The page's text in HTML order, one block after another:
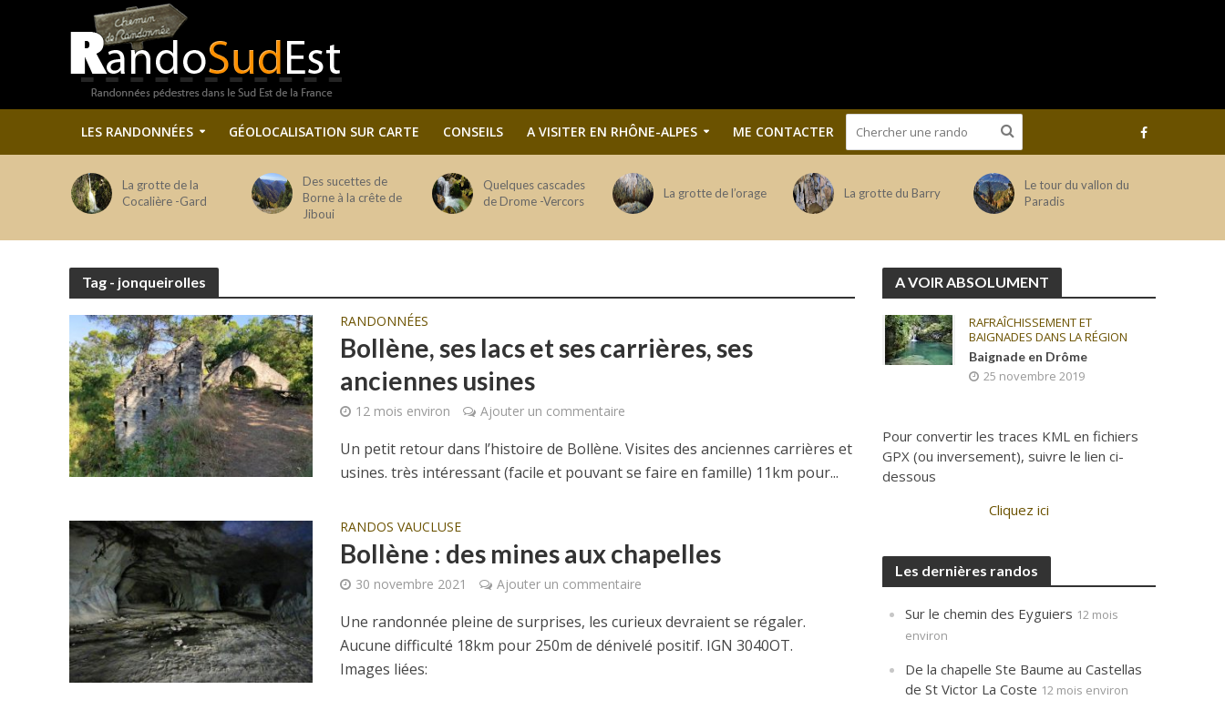
LES RANDONNÉES GÉOLOCALISATION SUR CARTE CONSEILS A VISITER EN RHÔNE-ALPES ME CONTACTER
La grotte de la
Cocalière -Gard
Des sucettes de
Borne à la crête de
Jiboui
Quelques cascades
de Drome -Vercors
La grotte de l’orage La grotte du Barry
Le tour du vallon du
Paradis
Tag - jonqueirolles
RANDONNÉES
Bollène, ses lacs et ses carrières, ses
anciennes usines
12 mois environ Ajouter un commentaire
Un petit retour dans l’histoire de Bollène. Visites des anciennes carrières et
usines. très intéressant (facile et pouvant se faire en famille) 11km pour...
RANDOS VAUCLUSE
Bollène : des mines aux chapelles
30 novembre 2021 Ajouter un commentaire
Une randonnée pleine de surprises, les curieux devraient se régaler.
Aucune difficulté 18km pour 250m de dénivelé positif. IGN 3040OT.
Images liées:
A VOIR ABSOLUMENT
RAFRAÎCHISSEMENT ET
BAIGNADES DANS LA RÉGION
Baignade en Drôme
25 novembre 2019
Pour convertir les traces KML en fichiers
GPX (ou inversement), suivre le lien ci-
dessous
Cliquez ici
Les dernières randos
Sur le chemin des Eyguiers 12 mois
environ
De la chapelle Ste Baume au Castellas
de St Victor La Coste 12 mois environ